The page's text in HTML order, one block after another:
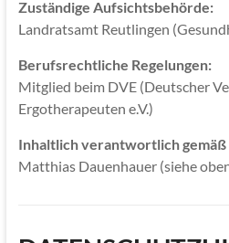
Zuständige Aufsichtsbehörde:
Landratsamt Reutlingen
Berufsrechtliche Regelungen:
Mitglied beim DVE (Deutscher
Ergotherapeuten e.V.)
Inhaltlich verantwortlich gemäß
Matthias Dauenhauer (siehe